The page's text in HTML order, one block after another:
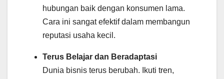
hubungan baik dengan konsumen lama.
Cara ini sangat efektif dalam membangun
reputasi usaha kecil.
Terus Belajar dan Beradaptasi
Dunia bisnis terus berubah. Ikuti tren,